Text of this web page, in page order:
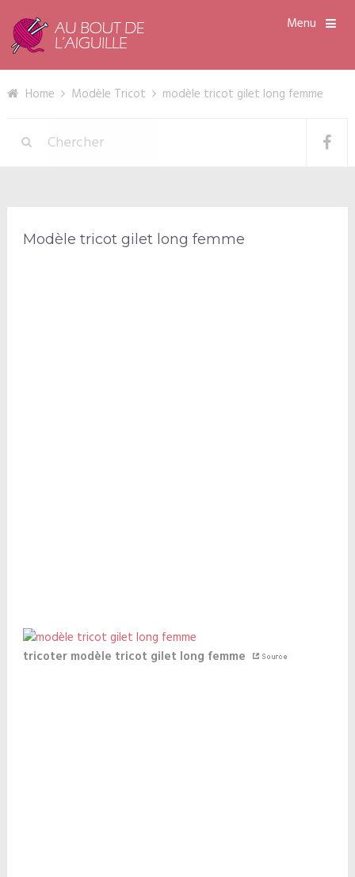
Menu
Home Modèle Tricot modèle tricot gilet long femme
Modèle tricot gilet long femme
tricoter modèle tricot gilet long femme